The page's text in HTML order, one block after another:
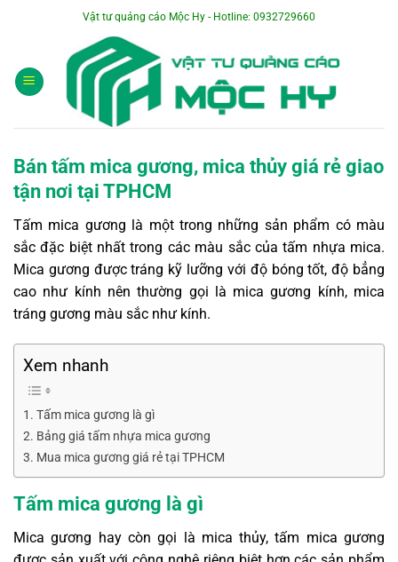
dung
Vật tư quảng cáo Mộc Hy - Hotline: 0932729660
Bán tấm mica gương, mica thủy giá rẻ giao
tận nơi tại TPHCM
Tấm mica gương là một trong những sản phẩm có màu
sắc đặc biệt nhất trong các màu sắc của tấm nhựa mica.
Mica gương được tráng kỹ lưỡng với độ bóng tốt, độ bẳng
cao như kính nên thường gọi là mica gương kính, mica
tráng gương màu sắc như kính.
Xem nhanh
Tấm mica gương là gì
Bảng giá tấm nhựa mica gương
Mua mica gương giá rẻ tại TPHCM
Tấm mica gương là gì
Mica gương hay còn gọi là mica thủy, tấm mica gương